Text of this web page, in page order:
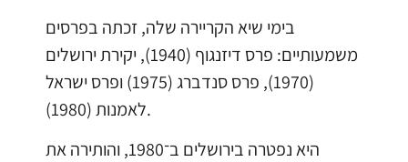
בימי שיא הקריירה שלה, זכתה בפרסים
משמעותיים: פרס דיזנגוף (1940), יקירת ירושלים
(1970), פרס סנדברג (1975) ופרס ישראל
לאמנות (1980).
היא נפטרה בירושלים ב־1980, והותירה את